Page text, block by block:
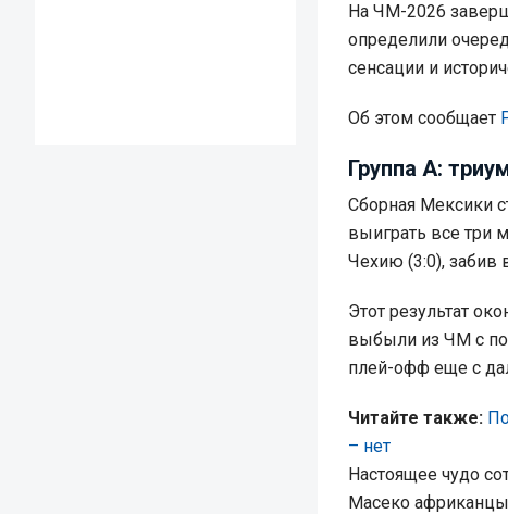
На ЧМ-2026
определили
сенсации и
Об этом сообщает
Группа А:
Сборная Мексики
выиграть все три
Чехию (3:0), забив
Этот результат
выбыли из ЧМ с
плей-офф еще с
Читайте также:
– нет
Настоящее чудо
Масеко